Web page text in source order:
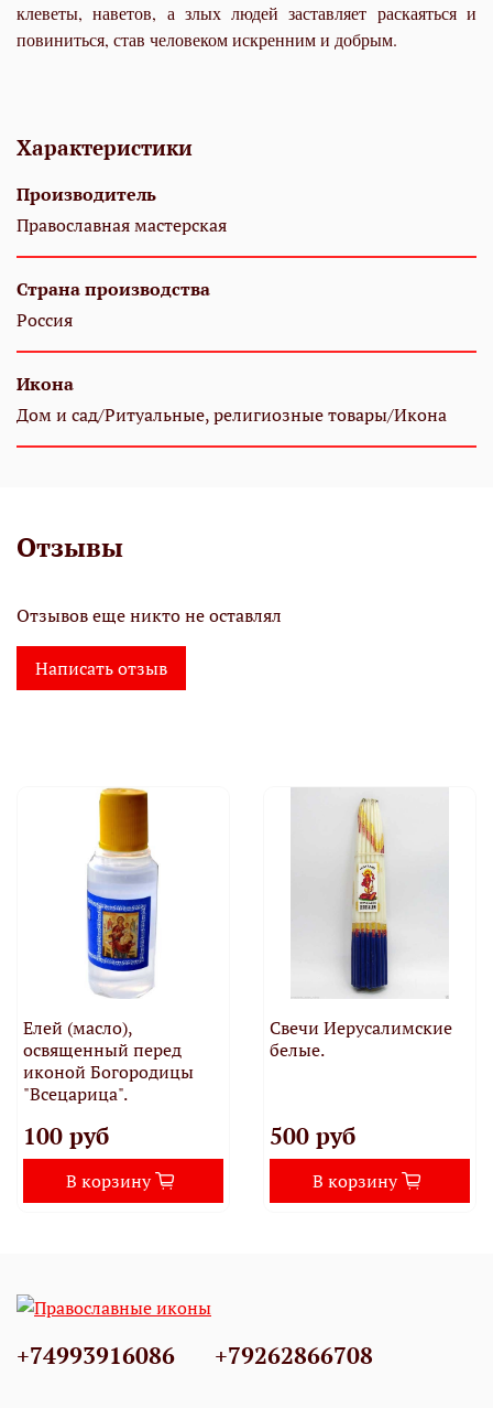
клеветы, наветов, а злых людей заставляет раскаяться и
повиниться, став человеком искренним и добрым.
Характеристики
Производитель
Православная мастерская
Страна производства
Россия
Икона
Дом и сад/Ритуальные, религиозные товары/Икона
Отзывы
Отзывов еще никто не оставлял
Написать отзыв
Елей (масло),
освященный перед
иконой Богородицы
"Всецарица".
100 руб
В корзину
Свечи Иерусалимские
белые.
500 руб
В корзину
+74993916086 +79262866708